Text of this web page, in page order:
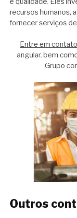
recursos humanos,
fornecer serviços
Entre em contato
angular, bem
Grupo
Outros